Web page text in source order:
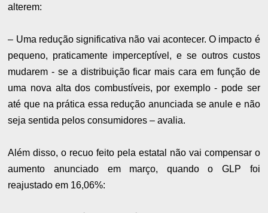
alterem:
– Uma redução significativa não vai acontecer. O impacto é
pequeno, praticamente imperceptível, e se outros custos
mudarem - se a distribuição ficar mais cara em função de
uma nova alta dos combustíveis, por exemplo - pode ser
até que na prática essa redução anunciada se anule e não
seja sentida pelos consumidores – avalia.
Além disso, o recuo feito pela estatal não vai compensar o
aumento anunciado em março, quando o GLP foi
reajustado em 16,06%: